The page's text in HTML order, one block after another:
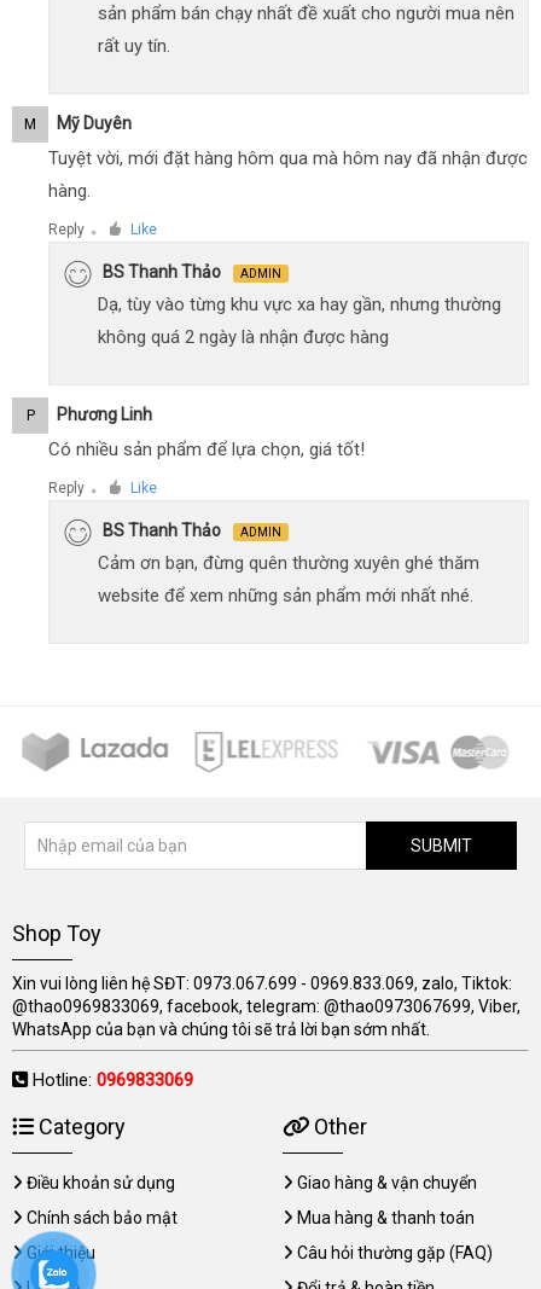
sản phẩm bán chạy nhất đề xuất cho người mua nên
rất uy tín.
M Mỹ Duyên
Tuyệt vời, mới đặt hàng hôm qua mà hôm nay đã nhận được
hàng.
Reply ● Like
BS Thanh Thảo ADMIN
Dạ, tùy vào từng khu vực xa hay gần, nhưng thường
không quá 2 ngày là nhận được hàng
P Phương Linh
Có nhiều sản phẩm để lựa chọn, giá tốt!
Reply ● Like
BS Thanh Thảo ADMIN
Cảm ơn bạn, đừng quên thường xuyên ghé thăm
website để xem những sản phẩm mới nhất nhé.
SUBMIT
Shop Toy
Xin vui lòng liên hệ SĐT: 0973.067.699 - 0969.833.069, zalo, Tiktok:
@thao0969833069, facebook, telegram: @thao0973067699, Viber,
WhatsApp của bạn và chúng tôi sẽ trả lời bạn sớm nhất.
Hotline: 0969833069
Category
Điều khoản sử dụng
Chính sách bảo mật
Giới thiệu
Other
Giao hàng & vận chuyển
Mua hàng & thanh toán
Câu hỏi thường gặp (FAQ)